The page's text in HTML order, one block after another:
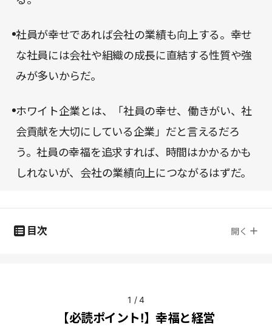
社員が幸せであれば会社の業績も向上する。幸せ
な社員には会社や組織の成長に直結する性質や強
みが多いからだ。
ホワイト企業とは、「社員の幸せ、働きがい、社
会貢献を大切にしている企業」だと言えるだろ
う。社員の幸福を追求すれば、時間はかかるかも
しれないが、会社の業績向上につながるはずだ。
目次 開く
1 /4
【必読ポイント!】幸福と経営